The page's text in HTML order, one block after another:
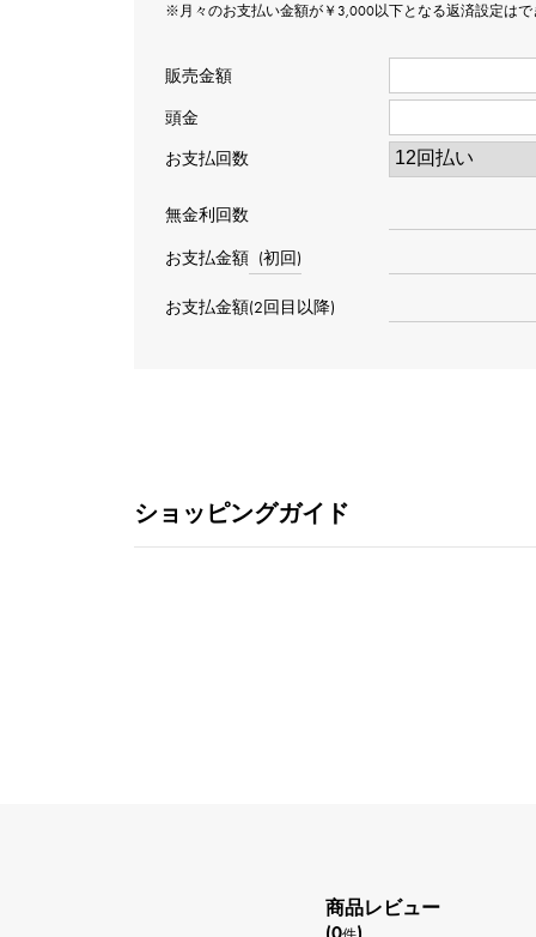
※月々のお支払い金額が￥3,000以下となる返済設定はで
販売金額
頭金
お支払回数
無金利回数
お支払金額 (初回)
お支払金額(2回目以降)
ショッピングガイド
商品レビュー